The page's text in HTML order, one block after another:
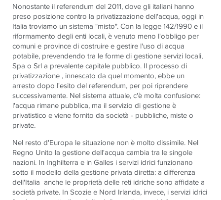
Nonostante il referendum del 2011, dove gli italiani hanno
preso posizione contro la privatizzazione dell'acqua, oggi in
Italia troviamo un sistema "misto". Con la legge 142/1990 e il
riformamento degli enti locali, è venuto meno l'obbligo per
comuni e province di costruire e gestire l'uso di acqua
potabile, prevendendo tra le forme di gestione servizi locali,
Spa o Srl a prevalente capitale pubblico. Il processo di
privatizzazione , innescato da quel momento, ebbe un
arresto dopo l'esito del referendum, per poi riprendere
successivamente. Nel sistema attuale, c'è molta confusione:
l'acqua rimane pubblica, ma il servizio di gestione è
privatistico e viene fornito da società - pubbliche, miste o
private.
Nel resto d'Europa le situazione non è molto dissimile. Nel
Regno Unito la gestione dell'acqua cambia tra le singole
nazioni. In Inghilterra e in Galles i servizi idrici funzionano
sotto il modello della gestione privata diretta: a differenza
dell'Italia anche le proprietà delle reti idriche sono affidate a
società private. In Scozie e Nord Irlanda, invece, i servizi idrici